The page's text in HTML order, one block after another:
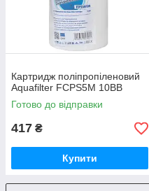
Картридж поліпропіленовий
Aquafilter FCPS5M 10BB
Готово до відправки
417 ₴
Купити